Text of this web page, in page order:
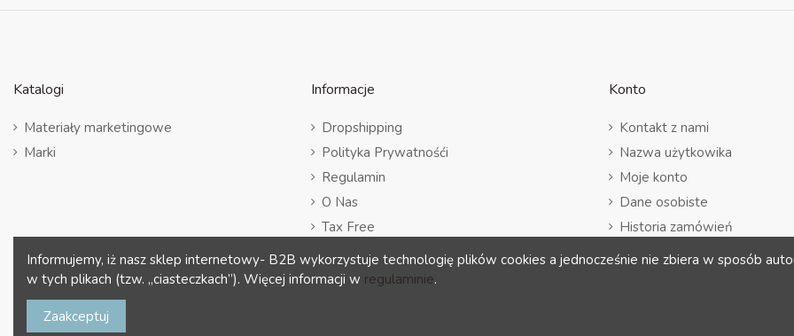
Katalogi
Materiały marketingowe
Marki
Informacje
Dropshipping
Polityka Prywatnośći
Regulamin
O Nas
Tax Free
Konto
Kontakt z nami
Nazwa użytkowika
Moje konto
Dane osobiste
Historia zamówień
Adresy
Informujemy, iż nasz sklep internetowy- B2B wykorzystuje technologię plików cookies a jednocześnie nie zbiera w sposób
w tych plikach (tzw. „ciasteczkach”). Więcej informacji w regulaminie.
Zaakceptuj